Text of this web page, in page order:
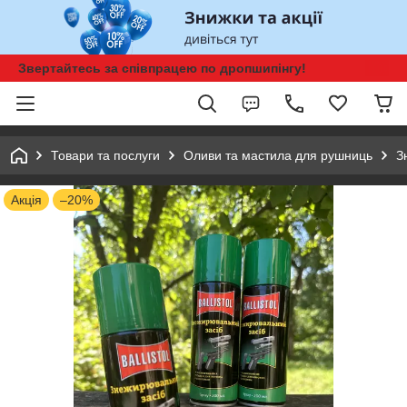
Звертайтесь за співпрацею по дропшипінгу!
Товари та послуги Оливи та мастила для рушниць
Акція –20%